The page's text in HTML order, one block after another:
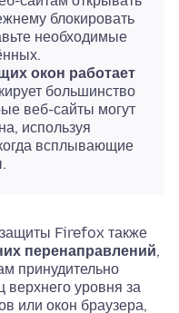
блокировать
необходимые
окон работает
большинство
веб-сайты могут
используя
всплывающие
Firefox также
перенаправлений,
принудительно
верхнего уровня за
или окон браузера,